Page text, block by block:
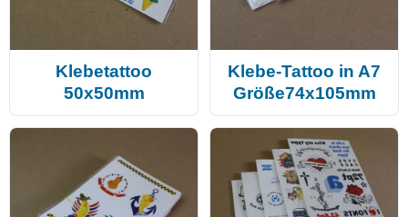
Klebetattoo
50x50mm
Klebe-Tattoo in A7
Größe74x105mm